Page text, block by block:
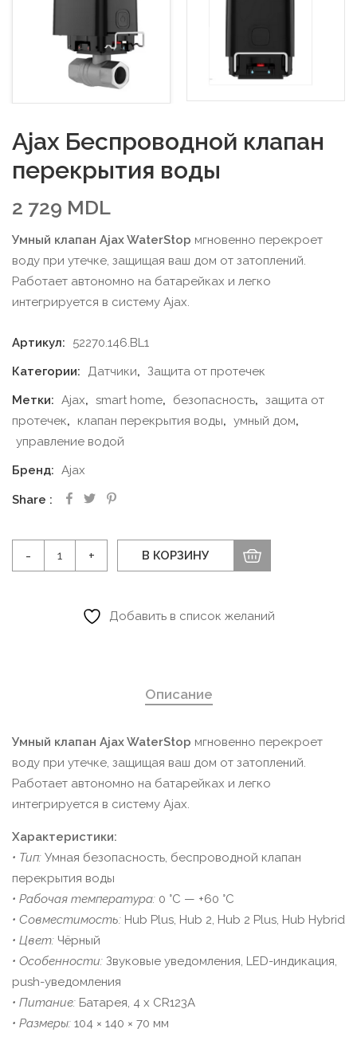
Ajax Беспроводной клапан
перекрытия воды
2 729 MDL
Умный клапан Ajax WaterStop мгновенно перекроет
воду при утечке, защищая ваш дом от затоплений.
Работает автономно на батарейках и легко
интегрируется в систему Ajax.
Артикул:
52270.146.BL1
Категории:
Датчики, Защита от протечек
Метки: Ajax, smart home, безопасность, защита от
протечек, клапан перекрытия воды, умный дом,
управление водой
Бренд: Ajax
Share
Количество
товара
Беспроводной
В КОРЗИНУ
Добавить в список желаний
Описание
Умный клапан Ajax WaterStop мгновенно перекроет
воду при утечке, защищая ваш дом от затоплений.
Работает автономно на батарейках и легко
интегрируется в систему Ajax.
Характеристики:
• Тип: Умная безопасность, беспроводной клапан
перекрытия воды
• Рабочая температура: 0 °C — +60 °C
• Совместимость: Hub Plus, Hub 2, Hub 2 Plus, Hub Hybrid
• Цвет: Чёрный
• Особенности: Звуковые уведомления, LED-индикация,
push-уведомления
• Питание: Батарея, 4 x CR123A
• Размеры: 104 × 140 × 70 мм